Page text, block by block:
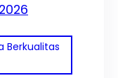
Berkualitas